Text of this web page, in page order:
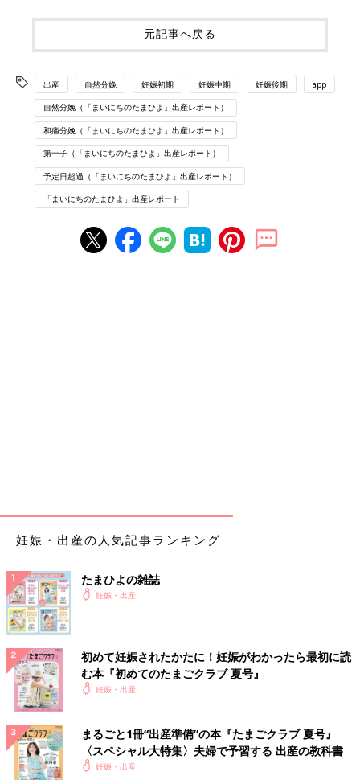
元記事へ戻る
出産 自然分娩 妊娠初期 妊娠中期 妊娠後期 app
自然分娩（「まいにちのたまひよ」出産レポート）
和痛分娩（「まいにちのたまひよ」出産レポート）
第一子（「まいにちのたまひよ」出産レポート）
予定日超過（「まいにちのたまひよ」出産レポート）
「まいにちのたまひよ」出産レポート
妊娠・出産の人気記事ランキング
たまひよの雑誌
妊娠・出産
初めて妊娠されたかたに！妊娠がわかったら最初に読
む本『初めてのたまごクラブ 夏号』
妊娠・出産
まるごと1冊“出産準備”の本『たまごクラブ 夏号』
〈スペシャル大特集〉夫婦で予習する 出産の教科書
妊娠・出産